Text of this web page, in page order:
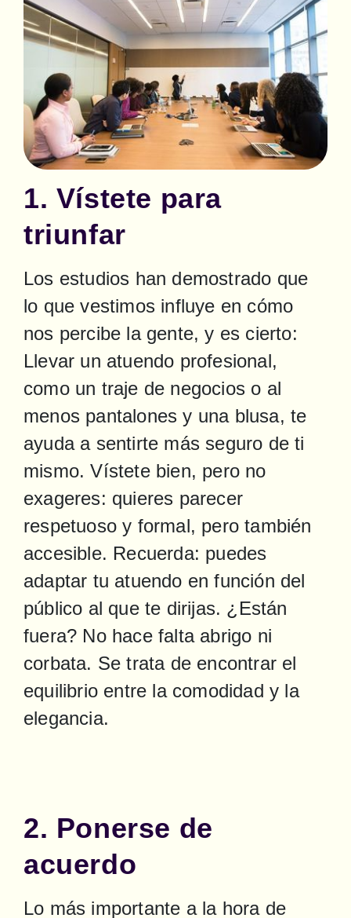
1. Vístete para
triunfar
Los estudios han demostrado que
lo que vestimos influye en cómo
nos percibe la gente, y es cierto:
Llevar un atuendo profesional,
como un traje de negocios o al
menos pantalones y una blusa, te
ayuda a sentirte más seguro de ti
mismo. Vístete bien, pero no
exageres: quieres parecer
respetuoso y formal, pero también
accesible. Recuerda: puedes
adaptar tu atuendo en función del
público al que te dirijas. ¿Están
fuera? No hace falta abrigo ni
corbata. Se trata de encontrar el
equilibrio entre la comodidad y la
elegancia.
2. Ponerse de
acuerdo
Lo más importante a la hora de